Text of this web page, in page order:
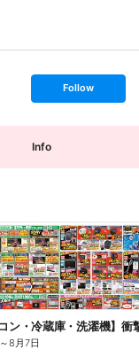
s
t
o
Follow
Info
～8月7日